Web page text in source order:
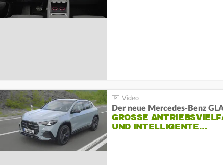
Der neue Mercedes-Benz
GROSSE
ND INTELLIGENTE…